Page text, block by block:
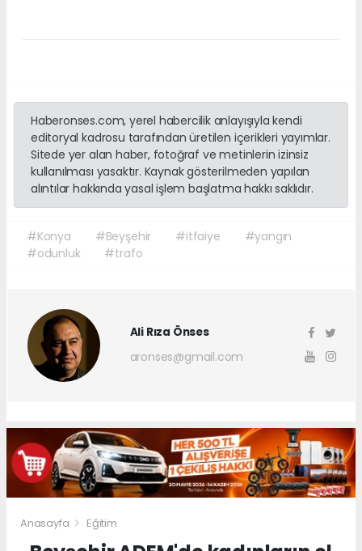
Haberonses.com, yerel habercilik anlayışıyla kendi
editoryal kadrosu tarafından üretilen içerikleri yayımlar.
Sitede yer alan haber, fotoğraf ve metinlerin izinsiz
kullanılması yasaktır. Kaynak gösterilmeden yapılan
alıntılar hakkında yasal işlem başlatma hakkı saklıdır.
#Konya #Beyşehir #itfaiye
#yangın
#odunluk
#trafo
Ali Rıza Önses
aronses@gmail.com
Anasayfa Eğitim